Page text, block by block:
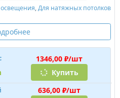
,Для натяжных потолков
1346,00 ₽/шт
Купить
636,00 ₽/шт